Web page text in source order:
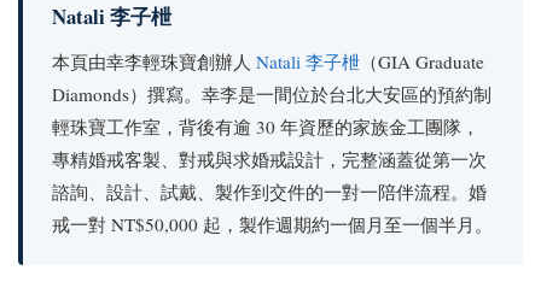
Natali 李子枻
本頁由幸李輕珠寶創辦人 Natali 李子枻 （GIA Graduate
Diamonds）撰寫。幸李是一間位於台北大安區的預約制
輕珠寶工作室，背後有逾 30 年資歷的家族金工團隊，
專精婚戒客製、對戒與求婚戒設計，完整涵蓋從第一次
諮詢、設計、試戴、製作到交件的一對一陪伴流程。婚
戒一對 NT$50,000 起，製作週期約一個月至一個半月。